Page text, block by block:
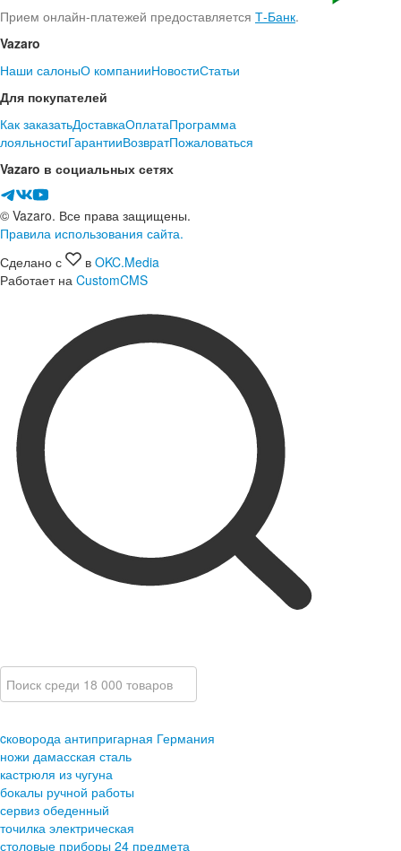
Прием онлайн-платежей предоставляется Т-Банк.
Vazaro
Наши салоныО компанииНовостиСтатьи
Для покупателей
Как заказатьДоставкаОплатаПрограмма
лояльностиГарантииВозвратПожаловаться
Vazaro в социальных сетях
© Vazaro. Все права защищены.
Правила использования сайта.
Сделано с
в OKC.Media
Работает на CustomCMS
cковорода антипригарная Германия
ножи дамасская сталь
кастрюля из чугуна
бокалы ручной работы
сервиз обеденный
точилка электрическая
столовые приборы 24 предмета